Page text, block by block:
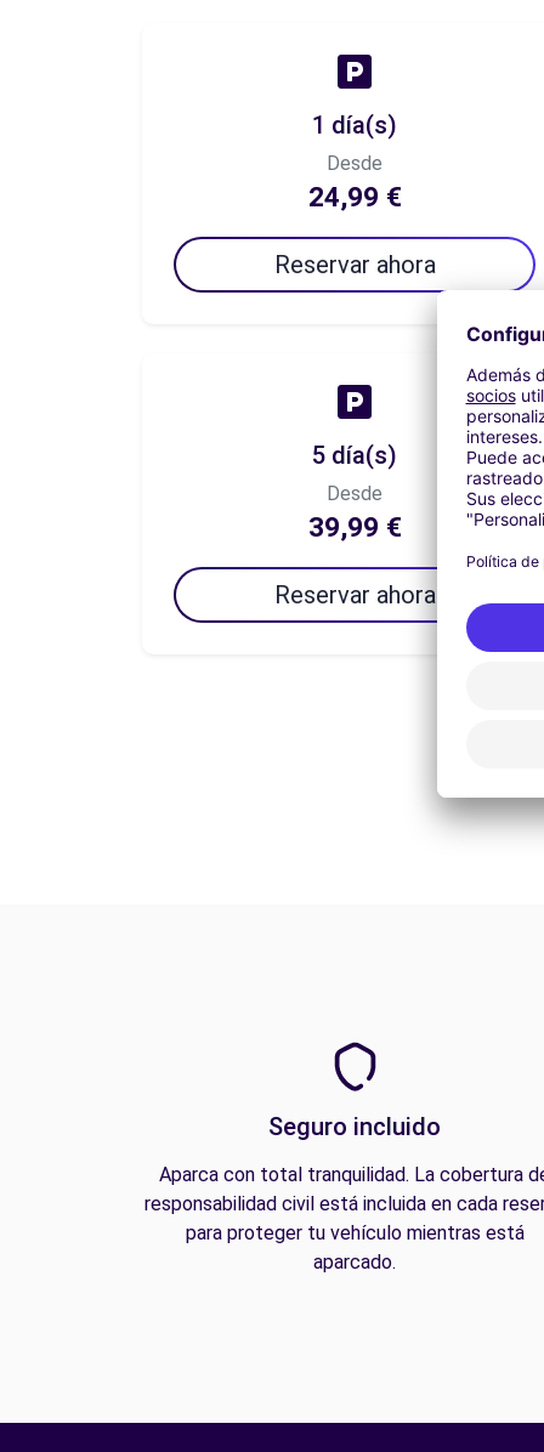
1 día(s)
Desde
24,99 €
Reservar ahora
5 día(s)
Desde
39,99 €
Reservar ahora
Seguro incluido
Aparca con total tranquilidad. La cobertura
responsabilidad civil está incluida en cada
para proteger tu vehículo mientras está
aparcado.